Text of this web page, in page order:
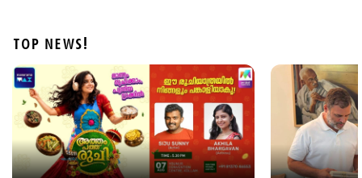
Politics
പ്രധാനമന്ത്രിയുടെ വിദേശയാത്രകൾക്ക് 2021 മുതൽ
ചെലവായത് 557 കോടി രൂപ; കണക്കുകൾ
രാജ്യസഭയിൽ
9 hours ago
TOP NEWS!